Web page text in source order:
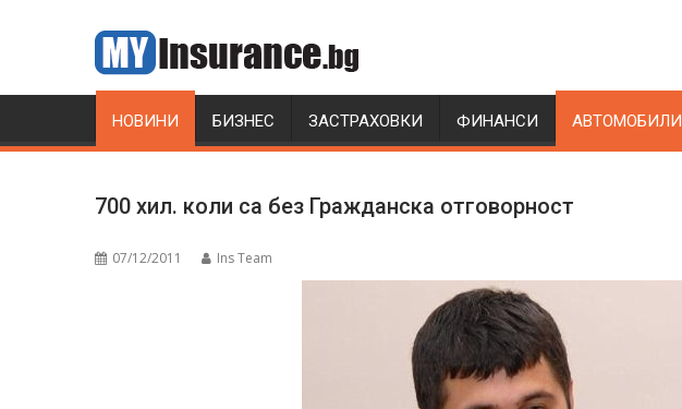
НОВИНИ БИЗНЕС ЗАСТРАХОВКИ ФИНАНСИ АВТОМОБИЛИ
700 хил. коли са без Гражданска отговорност
07/12/2011 Ins Team